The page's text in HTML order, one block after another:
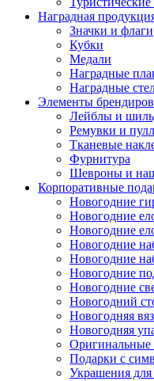
Наградная
Значки и флаги
Кубки
Медали
Наградные
Наградные
Элементы
Лейблы и
Ремувки и
Тканевые
Фурнитура
Шевроны и
Корпоративные
Новогодние
Новогодние
Новогодние
Новогодние
Новогодние
Новогодние
Новогодние
Новогодний
Новогодняя
Новогодняя
Оригинальные
Подарки с
Украшения